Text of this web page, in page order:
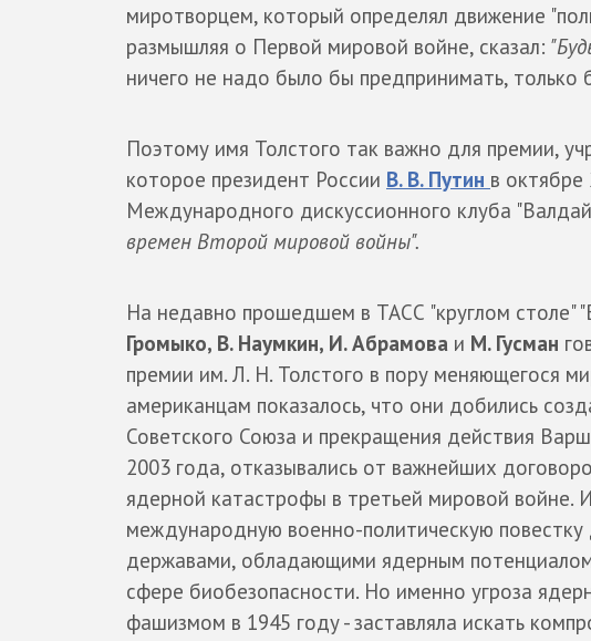
миротворцем, который определял движение
размышляя о Первой мировой войне, сказал:
ничего не надо было бы предпринимать, только
Поэтому имя Толстого так важно для премии,
которое президент России В. В. Путин в
Международного дискуссионного клуба
времен Второй мировой войны".
На недавно прошедшем в ТАСС "круглом столе"
Громыко, В. Наумкин, И. Абрамова и М. Гусман
премии им. Л. Н. Толстого в пору меняющегося
американцам показалось, что они добились
Советского Союза и прекращения действия
2003 года, отказывались от важнейших
ядерной катастрофы в третьей мировой войне.
международную военно-политическую
державами, обладающими ядерным
сфере биобезопасности. Но именно угроза
фашизмом в 1945 году - заставляла искать